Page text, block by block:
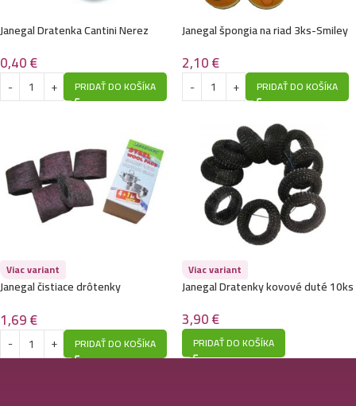
Janegal Dratenka Cantini Nerez
0,40€
PRIDAŤ DO KOŠÍKA
Janegal špongia na riad 3ks-Smiley
2,10€
PRIDAŤ DO KOŠÍKA
Viac variant
Janegal čistiace drôtenky
4+1ks
1,69€
PRIDAŤ DO KOŠÍKA
Viac variant
Janegal Dratenky kovové duté 10ks
3,90€
PRIDAŤ DO KOŠÍKA